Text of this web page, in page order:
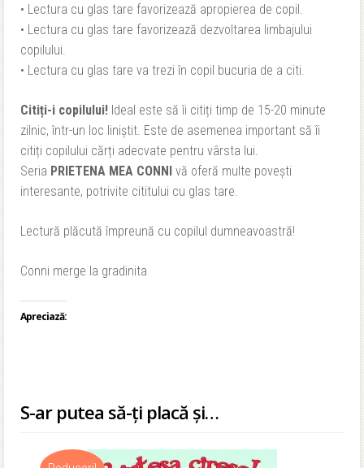
• Lectura cu glas tare favorizează apropierea de copil.
• Lectura cu glas tare favorizează dezvoltarea limbajului
copilului.
• Lectura cu glas tare va trezi în copil bucuria de a citi.
Citiți-i copilului! Ideal este să îi citiți timp de 15-20 minute
zilnic, într-un loc liniștit. Este de asemenea important să îi
citiți copilului cărți adecvate pentru vârsta lui.
Seria PRIETENA MEA CONNI vă oferă multe povești
interesante, potrivite cititului cu glas tare.
Lectură plăcută împreună cu copilul dumneavoastră!
Conni merge la gradinita
Apreciază:
S-ar putea să-ți placă și…